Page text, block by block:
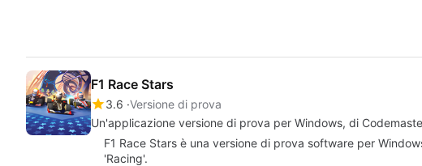
F1 Race Stars
3.6 Versione di prova
Un'applicazione versione di prova per Windows, di
F1 Race Stars è una versione di prova software per
'Racing'.